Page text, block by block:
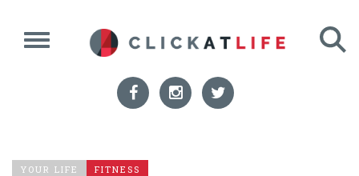
YOUR LIFE FITNESS